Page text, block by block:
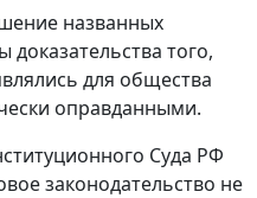
названных
того,
для общества
оправданными.
Суда РФ
законодательство не